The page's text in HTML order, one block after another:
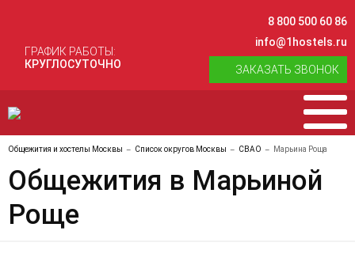
ГРАФИК РАБОТЫ:
КРУГЛОСУТОЧНО
8 800 500 60 86
info@1hostels.ru
ЗАКАЗАТЬ ЗВОНОК
Общежития и хостелы Москвы Список округов Москвы СВАО Марьина Роща
Общежития в Марьиной
Роще